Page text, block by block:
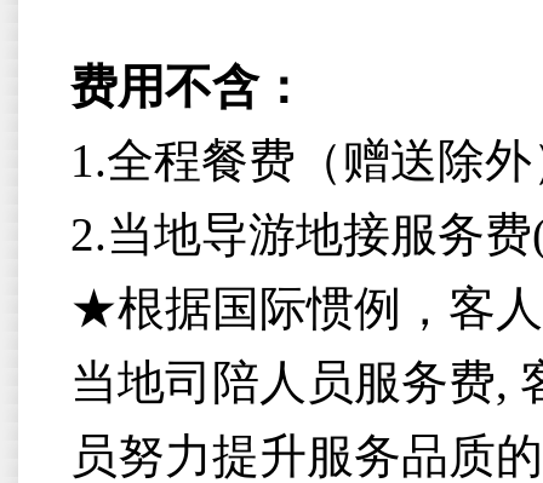
费用不含：
1.全程餐费（赠送除
2.当地导游地接服务
★根据国际惯例，客
当地司陪人员服务费,
员努力提升服务品质